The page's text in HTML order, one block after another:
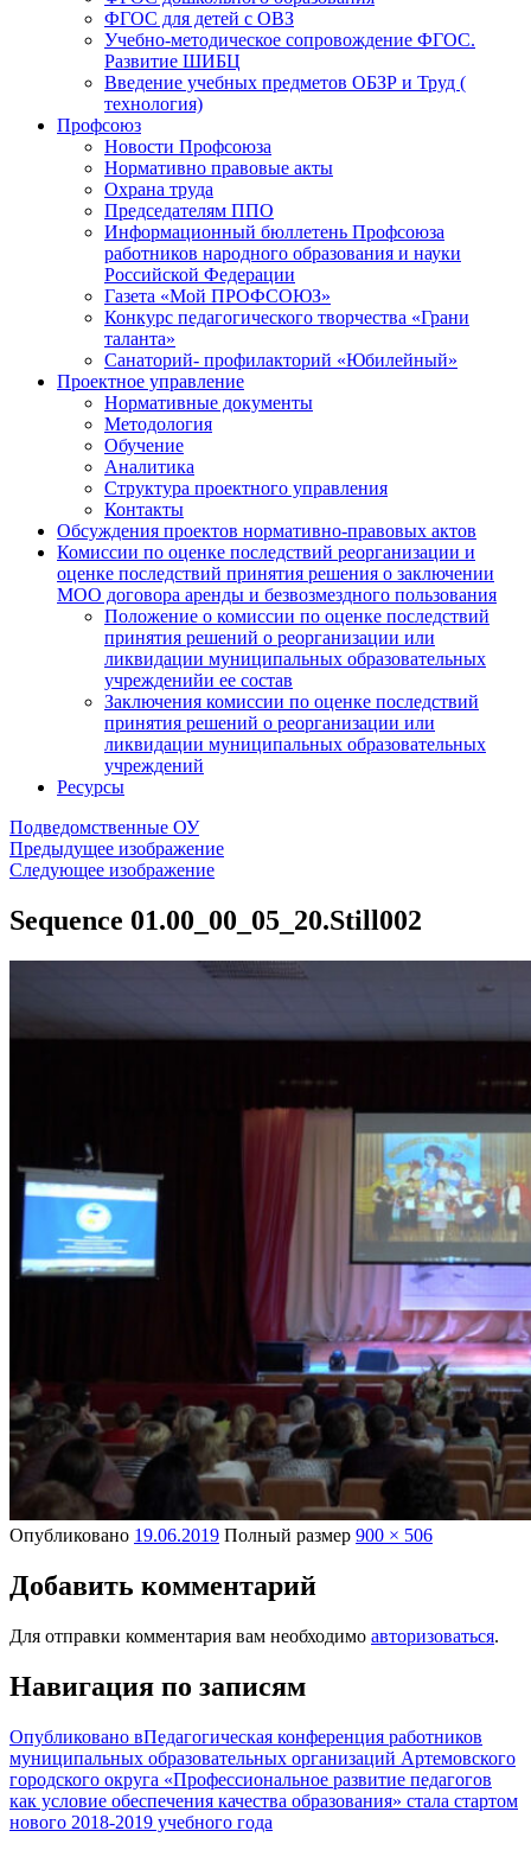
ФГОС для детей с ОВЗ
Учебно-методическое сопровождение ФГОС.
Развитие ШИБЦ
Введение учебных предметов ОБЗР и Труд (
технология)
Профсоюз
Новости Профсоюза
Нормативно правовые акты
Охрана труда
Председателям ППО
Информационный бюллетень Профсоюза
работников народного образования и науки
Российской Федерации
Газета «Мой ПРОФСОЮЗ»
Конкурс педагогического творчества «Грани
таланта»
Санаторий- профилакторий «Юбилейный»
Проектное управление
Нормативные документы
Методология
Обучение
Аналитика
Структура проектного управления
Контакты
Обсуждения проектов нормативно-правовых актов
Комиссии по оценке последствий реорганизации и
оценке последствий принятия решения о заключении
МОО договора аренды и безвозмездного пользования
Положение о комиссии по оценке последствий
принятия решений о реорганизации или
ликвидации муниципальных образовательных
учрежденийи ее состав
Заключения комиссии по оценке последствий
принятия решений о реорганизации или
ликвидации муниципальных образовательных
учреждений
Ресурсы
Подведомственные ОУ
Предыдущее изображение
Следующее изображение
Sequence 01.00_00_05_20.Still002
Опубликовано 19.06.2019 Полный размер 900 × 506
Добавить комментарий
Для отправки комментария вам необходимо авторизоваться.
Навигация по записям
Опубликовано вПедагогическая конференция работников
муниципальных образовательных организаций Артемовского
городского округа «Профессиональное развитие педагогов
как условие обеспечения качества образования» стала стартом
нового 2018-2019 учебного года